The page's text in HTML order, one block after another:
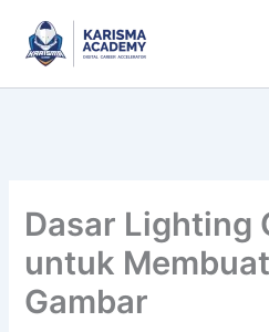
content
Dasar Lighting
untuk
Gambar